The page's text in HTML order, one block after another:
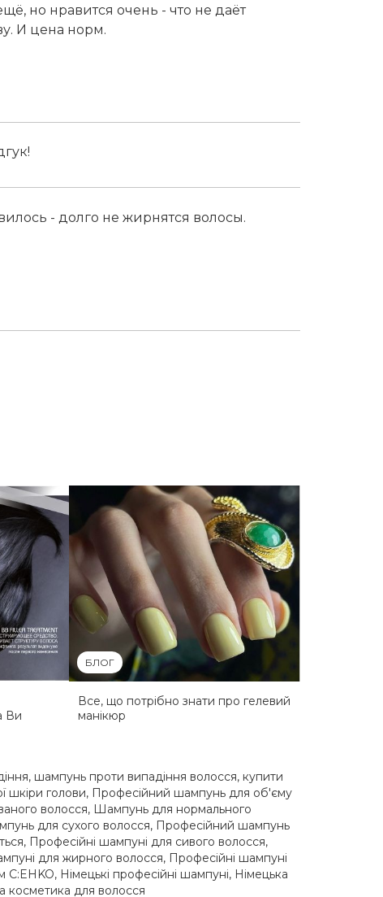
но нравится очень - что не даёт
И цена норм.
- долго не жирнятся волосы.
Ви
БЛОГ
Все, що потрібно знати про гелевий
манікюр
, шампунь проти випадіння волосся, купити
​​шкіри голови, Професійний шампунь для об'єму
волосся, Шампунь для нормального
для сухого волосся, Професійний шампунь
, Професійні шампуні для сивого волосся,
для жирного волосся, Професійні шампуні
C:EHKO, Німецькі професійні шампуні, Німецька
косметика для волосся